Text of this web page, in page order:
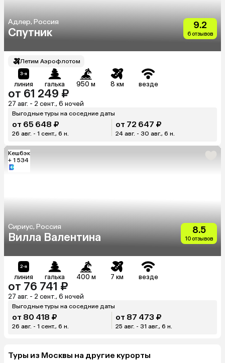
Адлер, Россия
Спутник
9.2
6 отзывов
Летим Аэрофлотом
линия галька 950 м 8 км везде
от 61 249 ₽
27 авг. - 2 сент., 6 ночей
Выгодные туры на соседние даты
от 65 648 ₽
26 авг. - 1 сент., 6 н.
от 72 647 ₽
24 авг. - 30 авг., 6 н.
Кешбэк
+ 1 534
Сириус, Россия
Вилла Валентина
8.5
10 отзывов
линия галька 400 м 7 км везде
от 76 741 ₽
27 авг. - 2 сент., 6 ночей
Выгодные туры на соседние даты
от 80 418 ₽
26 авг. - 1 сент., 6 н.
от 87 473 ₽
25 авг. - 31 авг., 6 н.
Туры из Москвы на другие курорты